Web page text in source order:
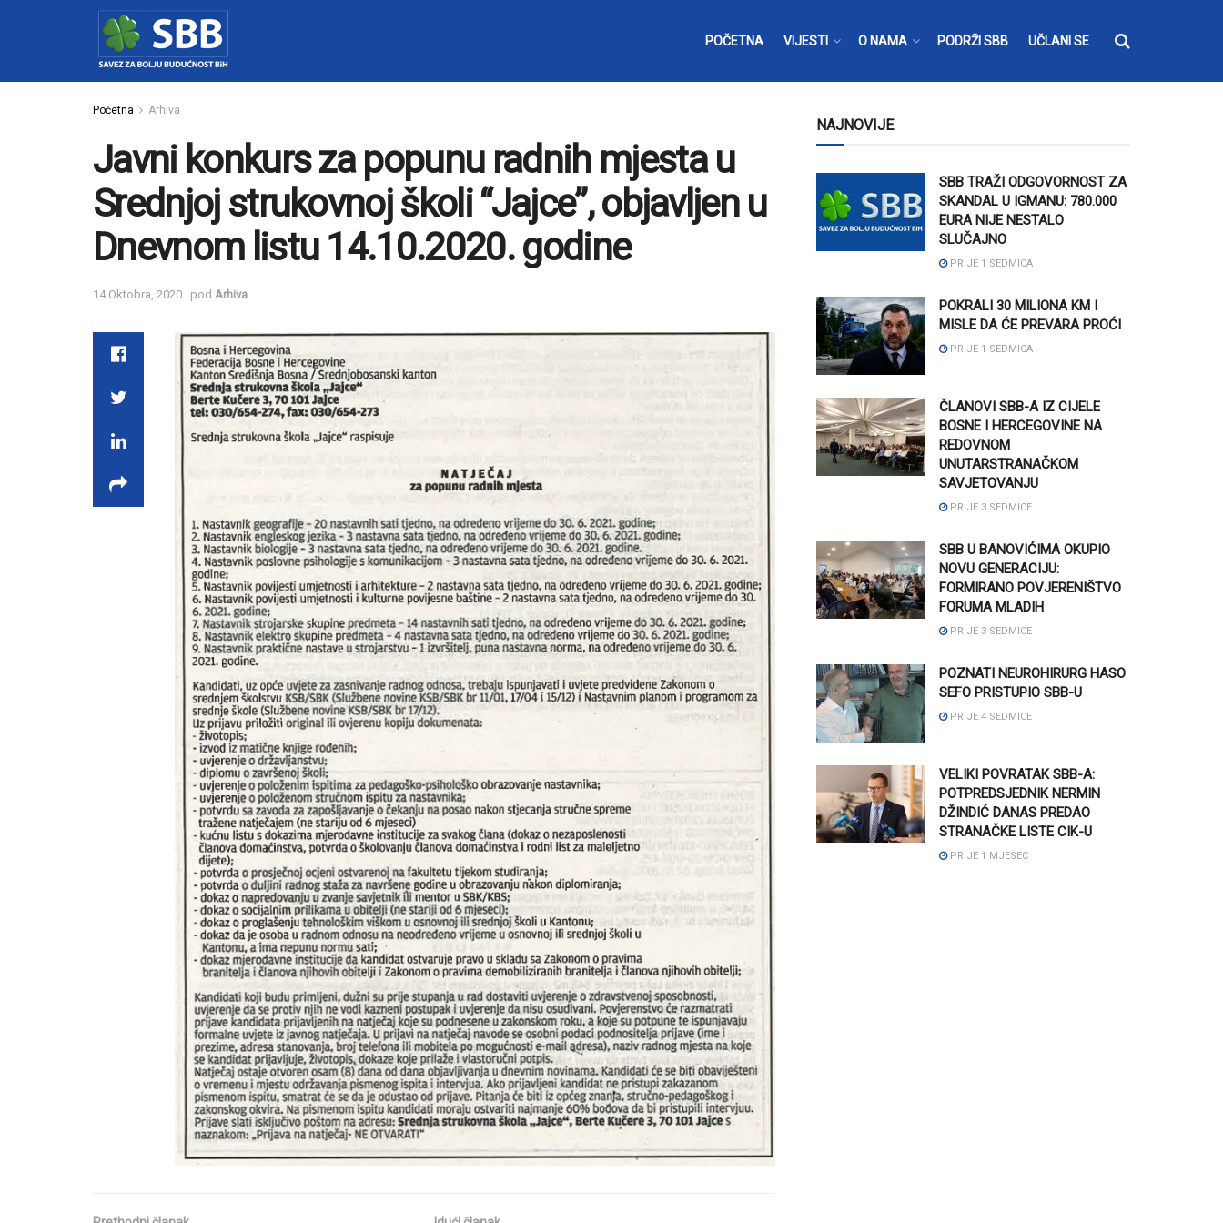
POČETNA VIJESTI O NAMA PODRŽI SBB UČLANI SE
Početna Arhiva
Javni konkurs za popunu radnih mjesta u
Srednjoj strukovnoj školi “Jajce”, objavljen u
Dnevnom listu 14.10.2020. godine
14 Oktobra, 2020 pod Arhiva
NAJNOVIJE
SBB TRAŽI ODGOVORNOST ZA
SKANDAL U IGMANU: 780.000
EURA NIJE NESTALO
SLUČAJNO
PRIJE 1 SEDMICA
POKRALI 30 MILIONA KM I
MISLE DA ĆE PREVARA PROĆI
PRIJE 1 SEDMICA
ČLANOVI SBB-A IZ CIJELE
BOSNE I HERCEGOVINE NA
REDOVNOM
UNUTARSTRANAČKOM
SAVJETOVANJU
PRIJE 3 SEDMICE
SBB U BANOVIĆIMA OKUPIO
NOVU GENERACIJU:
FORMIRANO POVJERENIŠTVO
FORUMA MLADIH
PRIJE 3 SEDMICE
POZNATI NEUROHIRURG HASO
SEFO PRISTUPIO SBB-U
PRIJE 4 SEDMICE
VELIKI POVRATAK SBB-A:
POTPREDSJEDNIK NERMIN
DŽINDIĆ DANAS PREDAO
STRANAČKE LISTE CIK-U
PRIJE 1 MJESEC